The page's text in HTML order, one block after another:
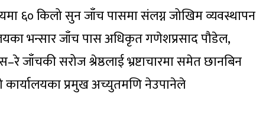
६० किलो सुन जाँच पासमा संलग्न जोखिम व्यवस्थापन
भन्सार जाँच पास अधिकृत गणेशप्रसाद पौडेल,
जाँचकी सरोज श्रेष्ठलाई भ्रष्टाचारमा समेत छानबिन
कार्यालयका प्रमुख अच्युतमणि नेउपानेले